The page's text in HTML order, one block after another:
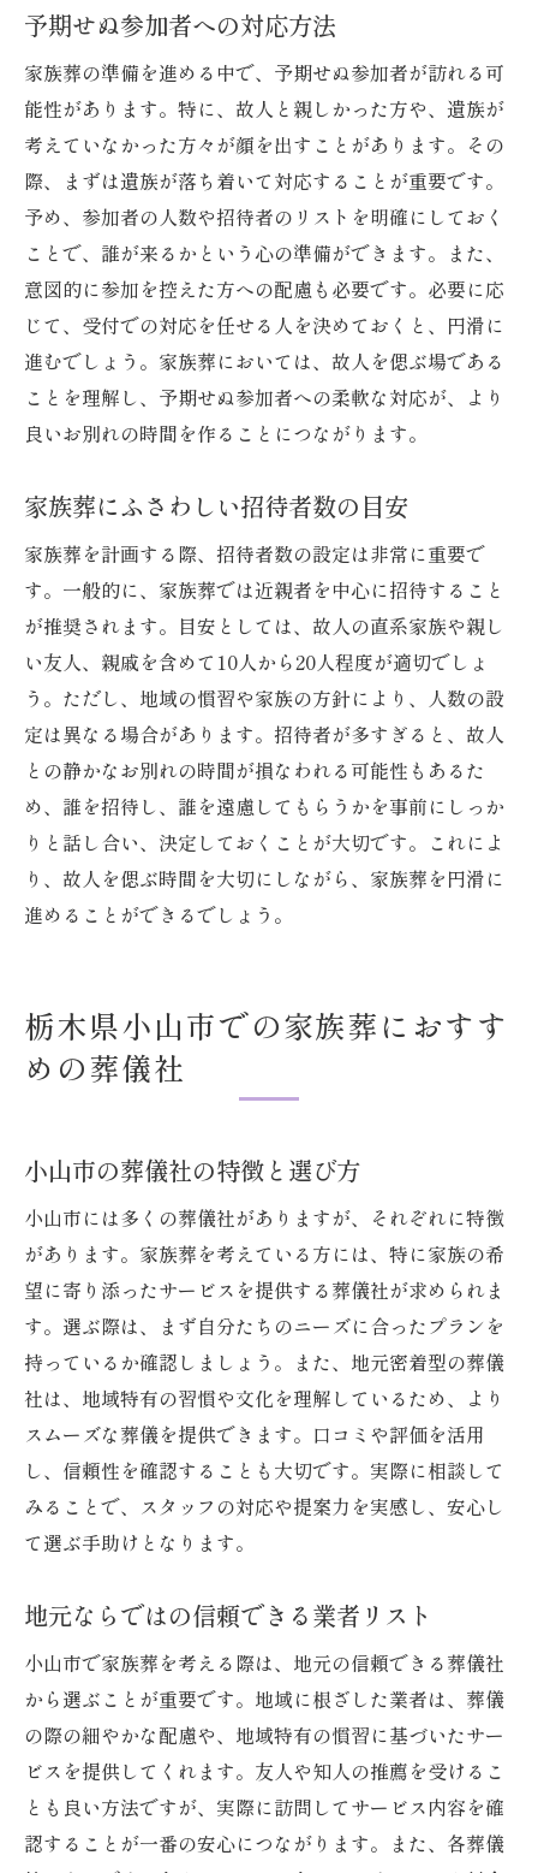
予期せぬ参加者への対応方法
家族葬の準備を進める中で、予期せぬ参加者が訪れる可
能性があります。特に、故人と親しかった方や、遺族が
考えていなかった方々が顔を出すことがあります。その
際、まずは遺族が落ち着いて対応することが重要です。
予め、参加者の人数や招待者のリストを明確にしておく
ことで、誰が来るかという心の準備ができます。また、
意図的に参加を控えた方への配慮も必要です。必要に応
じて、受付での対応を任せる人を決めておくと、円滑に
進むでしょう。家族葬においては、故人を偲ぶ場である
ことを理解し、予期せぬ参加者への柔軟な対応が、より
良いお別れの時間を作ることにつながります。
家族葬にふさわしい招待者数の目安
家族葬を計画する際、招待者数の設定は非常に重要で
す。一般的に、家族葬では近親者を中心に招待すること
が推奨されます。目安としては、故人の直系家族や親し
い友人、親戚を含めて10人から20人程度が適切でしょ
う。ただし、地域の慣習や家族の方針により、人数の設
定は異なる場合があります。招待者が多すぎると、故人
との静かなお別れの時間が損なわれる可能性もあるた
め、誰を招待し、誰を遠慮してもらうかを事前にしっか
りと話し合い、決定しておくことが大切です。これによ
り、故人を偲ぶ時間を大切にしながら、家族葬を円滑に
進めることができるでしょう。
栃木県小山市での家族葬におすす
めの葬儀社
小山市の葬儀社の特徴と選び方
小山市には多くの葬儀社がありますが、それぞれに特徴
があります。家族葬を考えている方には、特に家族の希
望に寄り添ったサービスを提供する葬儀社が求められま
す。選ぶ際は、まず自分たちのニーズに合ったプランを
持っているか確認しましょう。また、地元密着型の葬儀
社は、地域特有の習慣や文化を理解しているため、より
スムーズな葬儀を提供できます。口コミや評価を活用
し、信頼性を確認することも大切です。実際に相談して
みることで、スタッフの対応や提案力を実感し、安心し
て選ぶ手助けとなります。
地元ならではの信頼できる業者リスト
小山市で家族葬を考える際は、地元の信頼できる葬儀社
から選ぶことが重要です。地域に根ざした業者は、葬儀
の際の細やかな配慮や、地域特有の慣習に基づいたサー
ビスを提供してくれます。友人や知人の推薦を受けるこ
とも良い方法ですが、実際に訪問してサービス内容を確
認することが一番の安心につながります。また、各葬儀